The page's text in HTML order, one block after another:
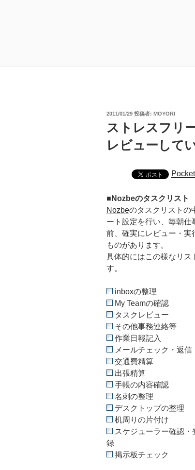
投
日:
2011/01/29 投稿者: MOYORI
ストレスフリ
レビューして
Pocket
■Nozbeのタスクリスト
Nozbeのタスクリストの
ート設定を行い、毎朝仕
前、確実にレビュー・実
ものがあります。
具体的にはこの様なリス
す。
inboxの整理
My Teamの確認
タスクレビュー
その他事務連絡等
作業日報記入
メールチェック・返信
交通費精算
出張精算
手帳の内容確認
名刺の整理
デスクトップの整理
机周りの片付け
スケジューラー確認・
録
掲示板チェック